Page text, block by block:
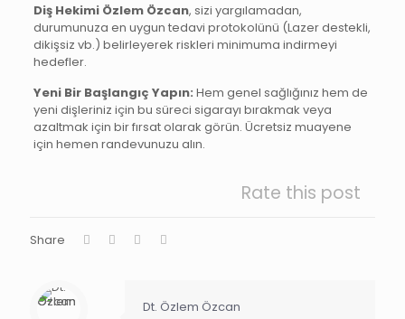
Diş Hekimi Özlem Özcan, sizi yargılamadan,
durumunuza en uygun tedavi protokolünü (Lazer destekli,
dikişsiz vb.) belirleyerek riskleri minimuma indirmeyi
hedefler.
Yeni Bir Başlangıç Yapın: Hem genel sağlığınız hem de
yeni dişleriniz için bu süreci sigarayı bırakmak veya
azaltmak için bir fırsat olarak görün. Ücretsiz muayene
için hemen randevunuzu alın.
Rate this post
Share
Dt. Özlem Özcan